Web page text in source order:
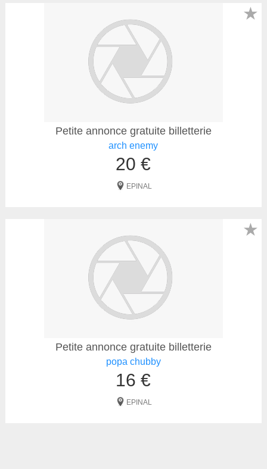
Petite annonce gratuite billetterie
arch enemy
20 €
EPINAL
★
Petite annonce gratuite billetterie
popa chubby
16 €
EPINAL
★